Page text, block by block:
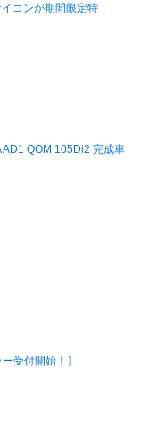
イコンが期間限定特
AD1 QOM 105Di2 完成車
受付開始！】